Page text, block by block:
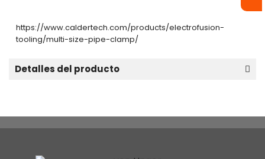
https://www.caldertech.com/products/electrofusion-
tooling/multi-size-pipe-clamp/
Detalles del producto